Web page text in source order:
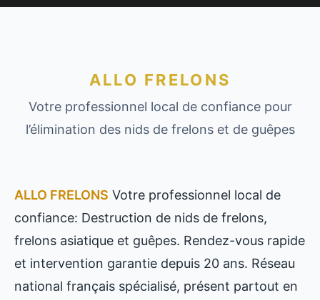
ALLO FRELONS
Votre professionnel local de confiance pour
l’élimination des nids de frelons et de guêpes
ALLO FRELONS Votre professionnel local de
confiance: Destruction de nids de frelons,
frelons asiatique et guêpes. Rendez-vous rapide
et intervention garantie depuis 20 ans. Réseau
national français spécialisé, présent partout en